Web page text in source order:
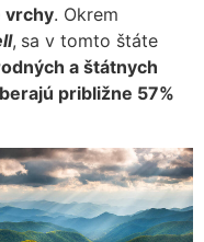
vrchy. Okrem
, sa v tomto štáte
a štátnych
približne 57%